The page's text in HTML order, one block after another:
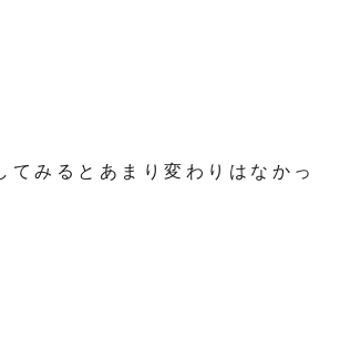
てみるとあまり変わりはなかっ